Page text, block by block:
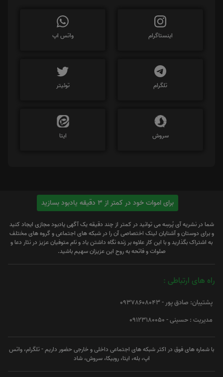
اینستاگرام واتس اپ
تلگرام توئیتر
سروش ایتا
برای اموات خود در کمتر از 3 دقیقه یادبود بسازید
شما در نشریه آی پُرسِه می توانید در کمتر از چند دقیقه یک آگهی یادبود مجازی ایجاد کنید
و برای دوستان و آشنایان لینک اختصاصی آن را در شبکه های اجتماعی و گروه های مختلف
به اشتراک بگذارید و با این کار علاوه بر زنده نگاه داشتن یاد و نام متوفیان عزیز در نثار دعا و
صلوات و فاتحه به روح این عزیزان سهیم باشید.
راه های ارتباطی :
پشتیبان: صادق پور - 09378608043
مدیریت : حسینی - 09123180050
با شماره های فوق در اکثر شبکه های اجتماعی داخلی و خارجی حضور داریم - تلگرام، واتس
اپ، بله، ایتا، روبیکا، سروش، شاد